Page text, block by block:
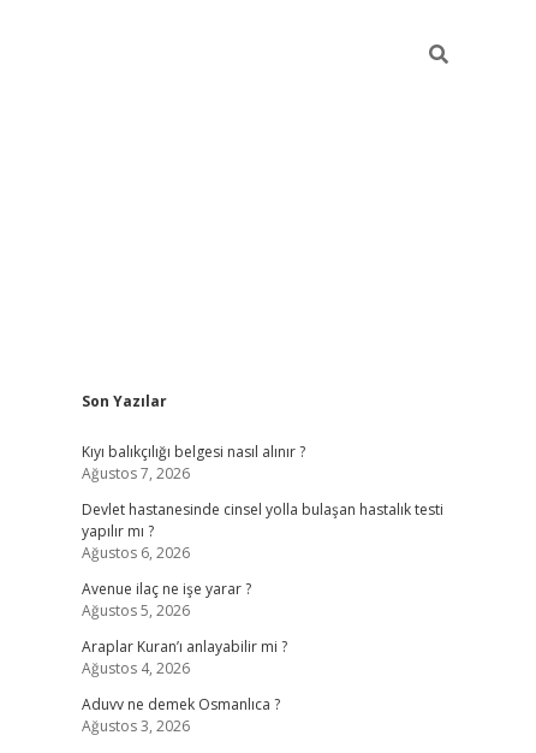
Sidebar
Son Yazılar
Kıyı balıkçılığı belgesi nasıl alınır ?
Ağustos 7, 2026
Devlet hastanesinde cinsel yolla bulaşan hastalık testi
yapılır mı ?
Ağustos 6, 2026
Avenue ilaç ne işe yarar ?
Ağustos 5, 2026
Araplar Kuran’ı anlayabilir mi ?
Ağustos 4, 2026
Aduvv ne demek Osmanlıca ?
Ağustos 3, 2026